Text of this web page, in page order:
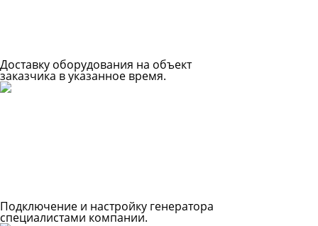
Доставку оборудования на объект
заказчика в указанное время.
Подключение и настройку генератора
специалистами компании.